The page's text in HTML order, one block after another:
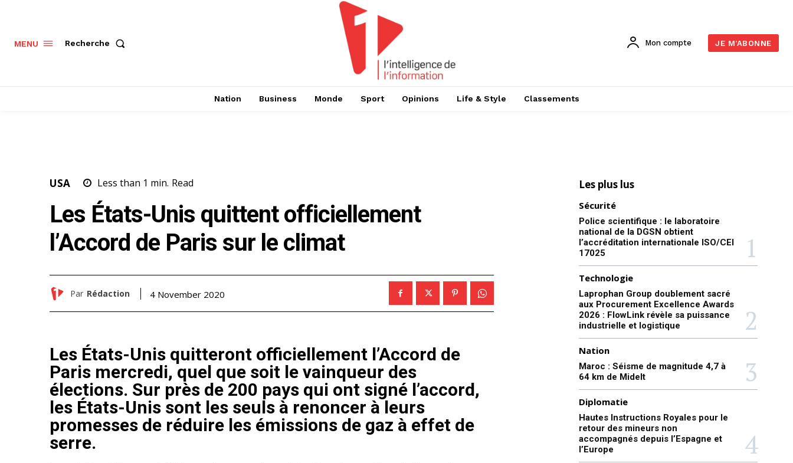
MENU Recherche Mon compte JE M'ABONNE
Nation Business Monde Sport Opinions Life & Style Classements
USA Less than 1 min. Read
Les États-Unis quittent officiellement
l’Accord de Paris sur le climat
Par Rédaction 4 November 2020
Les États-Unis quitteront officiellement l’Accord de
Paris mercredi, quel que soit le vainqueur des
élections. Sur près de 200 pays qui ont signé l’accord,
les États-Unis sont les seuls à renoncer à leurs
promesses de réduire les émissions de gaz à effet de
serre.
Les plus lus
Sécurité
Police scientifique : le laboratoire
national de la DGSN obtient
l’accréditation internationale ISO/CEI
17025
Technologie
Laprophan Group doublement sacré
aux Procurement Excellence Awards
2026 : FlowLink révèle sa puissance
industrielle et logistique
Nation
Maroc : Séisme de magnitude 4,7 à
64 km de Midelt
Diplomatie
Hautes Instructions Royales pour le
retour des mineurs non
accompagnés depuis l’Espagne et
l’Europe